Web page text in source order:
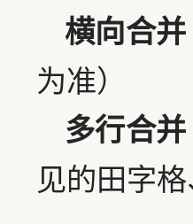
横向合并
为准）
多行合并
见的田字